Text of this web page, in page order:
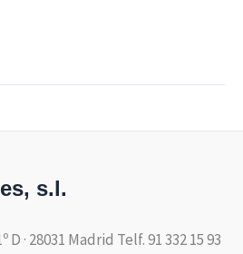
s.l.
· 28031 Madrid Telf. 91 332 15 93